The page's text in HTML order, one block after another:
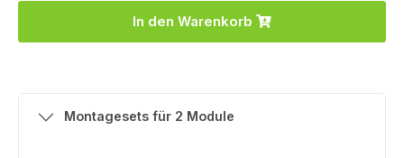
In den Warenkorb
Montagesets für 2 Module